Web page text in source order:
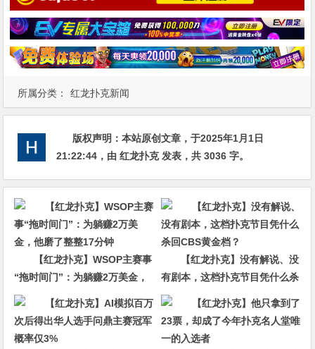
所属分类： 红龙扑克新闻
版权声明：本站原创文章，于2025年1月1日
21:22:44 ，由红龙扑克发表，共 3036 字。
【红龙扑克】WSOP主赛事
“拖时间门”：为躺赚2万美金，
他磨了整整17分钟
【红龙扑克】没有解说、没
有剧本，这档扑克节目凭什么杀
回CBS黄金档？